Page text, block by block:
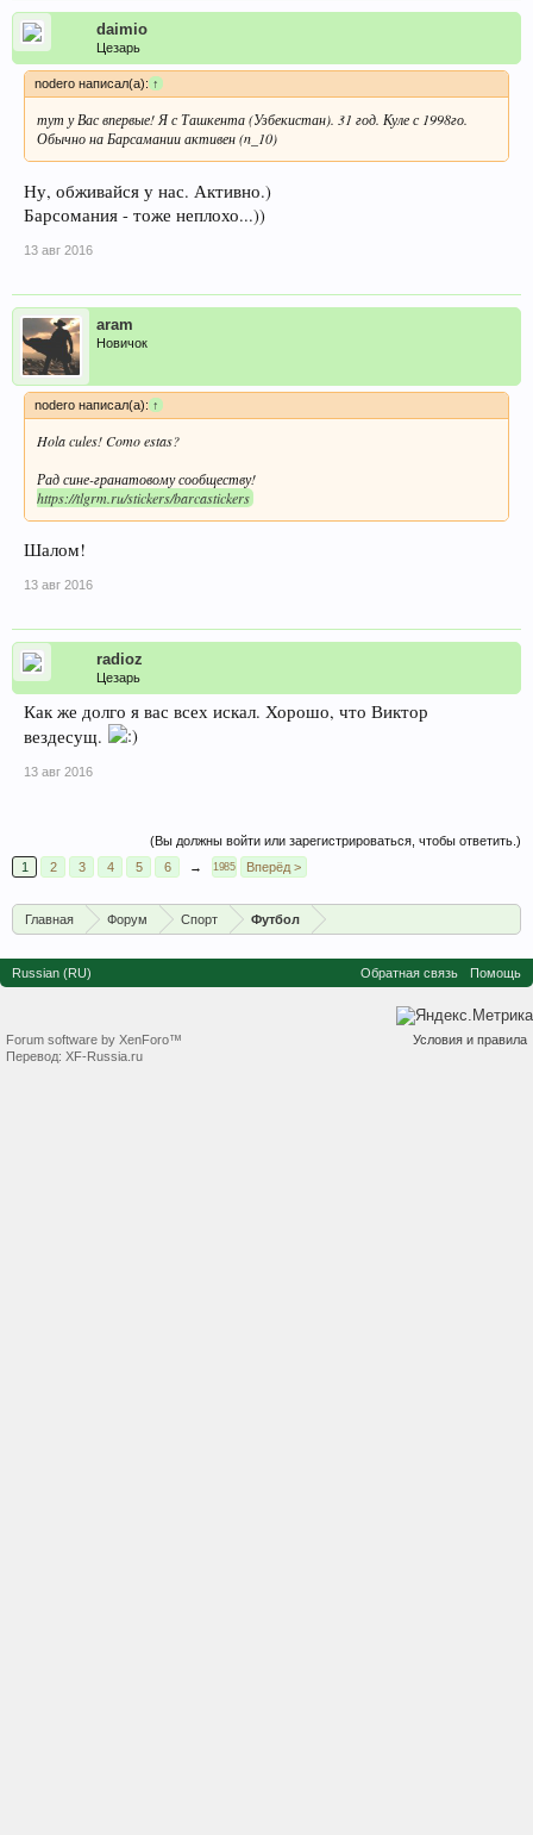
daimio
Цезарь
nodero написал(а):↑
тут у Вас впервые! Я с Ташкента (Узбекистан). 31 год. Куле с 1998го.
Обычно на Барсамании активен (n_10)
Ну, обживайся у нас. Активно.)
Барсомания - тоже неплохо...))
13 авг 2016
aram
Новичок
nodero написал(а):↑
Hola cules! Como estas?
Рад сине-гранатовому сообществу!
https://tlgrm.ru/stickers/barcastickers
Шалом!
13 авг 2016
radioz
Цезарь
Как же долго я вас всех искал. Хорошо, что Виктор
вездесущ.
13 авг 2016
(Вы должны войти или зарегистрироваться, чтобы ответить.)
1
2 3 4 5 6 → 1985 Вперёд >
Главная Форум Спорт Футбол
Russian (RU) Обратная связь Помощь
Условия и правила
Forum software by XenForo™
Перевод: XF-Russia.ru